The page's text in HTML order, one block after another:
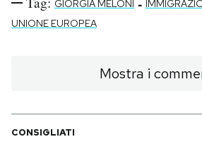
GIORGIA MELONI
UNIONE EUROPEA
Mostra i
CONSIGLIATI